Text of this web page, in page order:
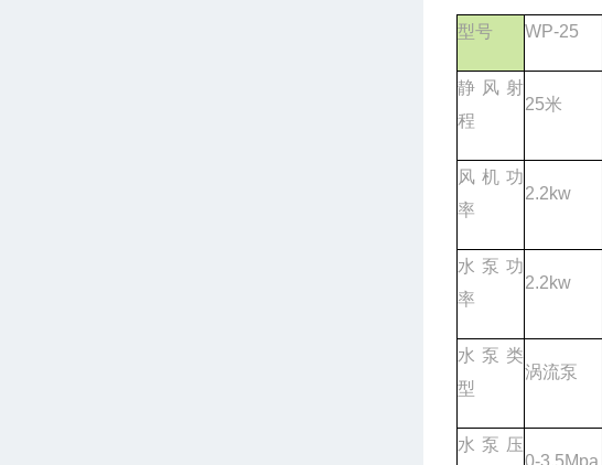
型号 WP-25
静风射
程
25米
风机功
率
2.2kw
水泵功
率
2.2kw
水泵类
型
涡流泵
水泵压
0-3.5Mpa